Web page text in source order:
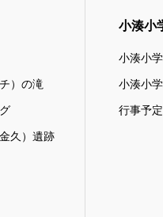
）の滝
久）遺跡
小湊小
小湊小
小湊小
行事予